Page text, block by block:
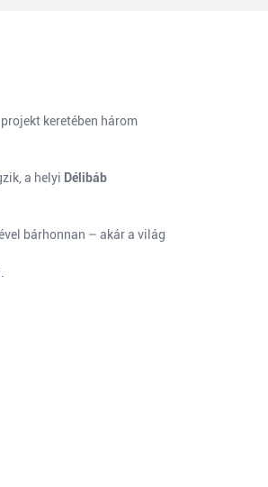
projekt keretében három
a helyi Délibáb
bárhonnan – akár a világ